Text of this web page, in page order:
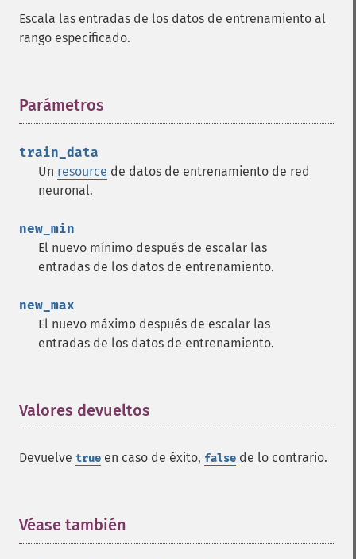
Escala las entradas de los datos de entrenamiento al
rango especificado.
Parámetros
train_data
Un resource de datos de entrenamiento de red
neuronal.
new_min
El nuevo mínimo después de escalar las
entradas de los datos de entrenamiento.
new_max
El nuevo máximo después de escalar las
entradas de los datos de entrenamiento.
Valores devueltos
Devuelve true en caso de éxito, false de lo contrario.
Véase también